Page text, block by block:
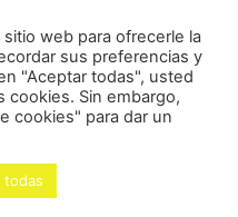
de Correos | Creada por
web para ofrecerle la
sus preferencias y
"Aceptar todas", usted
cookies. Sin embargo,
cookies" para dar un
todas